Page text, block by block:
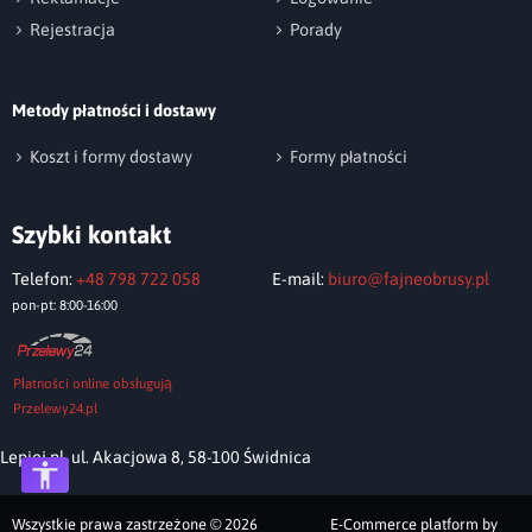
Wyślij opinię
Rejestracja
Porady
Metody płatności i dostawy
Koszt i formy dostawy Formy płatności
Szybki kontakt
Telefon: +48 798 722 058
pon-pt: 8:00-16:00
E-mail: biuro@fajneobrusy.pl
Płatności online obsługują
Przelewy24.pl
Lepiej.pl, ul. Akacjowa 8, 58-100 Świdnica
Wszystkie prawa zastrzeżone © 2026 E-Commerce platform by